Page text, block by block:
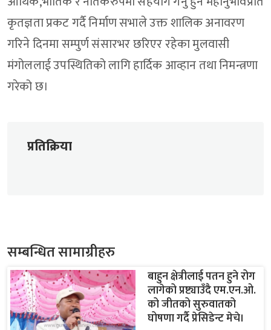
कृतज्ञता प्रकट गर्दै निर्माण सभाले उक्त शालिक अनावरण
गरिने दिनमा सम्पुर्ण संसारभर छरिएर रहेका मुलवासी
मंगोललाई उपस्थितिको लागि हार्दिक आव्हान तथा निमन्त्रणा
गरेको छ।
प्रतिक्रिया
सम्बन्धित सामाग्रीहरु
बाहुन क्षेत्रीलाई पतन हुने रोग
लागेको प्रष्ट्याउँदै एम.एन.ओ.
को जीतको सुरुवातको
घोषणा गर्दै प्रेसिडेन्ट मेचे।